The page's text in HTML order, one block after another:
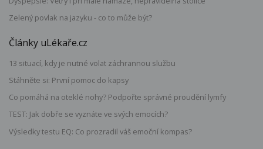
Zelený povlak na jazyku - co to může být?
Články uLékaře.cz
13 situací, kdy je nutné volat záchrannou službu
Stáhněte si: První pomoc do kapsy
Co pomáhá na oteklé nohy? Podpořte správné proudění lymfy
TEST: Jak dobře se vyznáte ve svých emocích?
Výsledky testu EQ: Co prozradil váš emoční kompas?